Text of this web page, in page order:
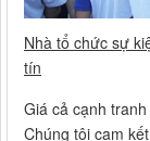
Nhà tổ chức sự
tín
Giá cả cạnh tranh
Chúng tôi cam